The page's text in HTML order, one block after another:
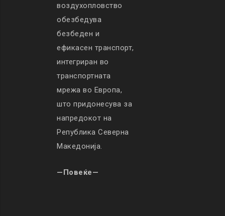
воздухопловство
обезбедува
безбеден и
ефикасен транспорт,
интегриран во
транспортната
мрежа во Европа,
што придонесува за
напредокот на
Република Северна
Македонија.
—Повеќе—